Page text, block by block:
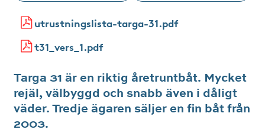
utrustningslista-targa-31.pdf
t31_vers_1.pdf
Targa 31 är en riktig åretruntbåt. Mycket
rejäl, välbyggd och snabb även i dåligt
väder. Tredje ägaren säljer en fin båt från
2003.